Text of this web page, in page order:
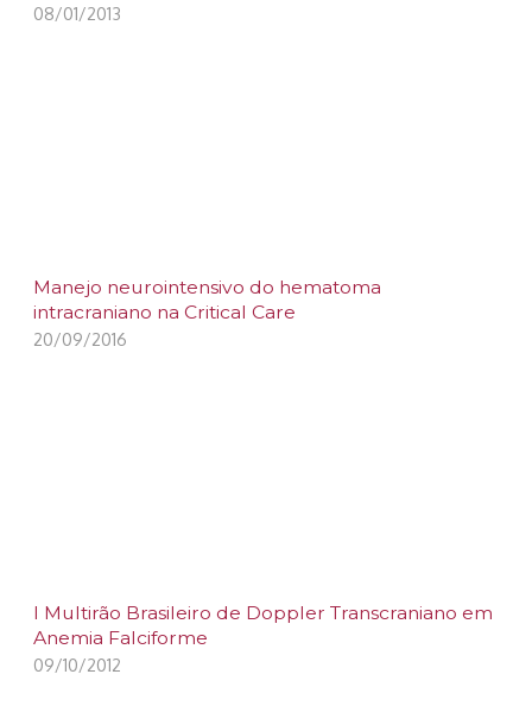
08/01/2013
Manejo neurointensivo do hematoma
intracraniano na Critical Care
20/09/2016
I Multirão Brasileiro de Doppler Transcraniano em
Anemia Falciforme
09/10/2012